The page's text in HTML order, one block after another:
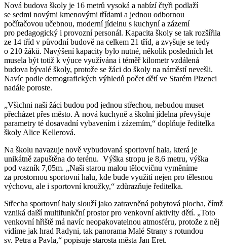
Nová budova školy je 16 metrů vysoká a nabízí čtyři podlaží
se sedmi novými kmenovými třídami a jednou odbornou
počítačovou učebnou, moderní jídelnu s kuchyní a zázemí
pro pedagogický i provozní personál. Kapacita školy se tak rozšířila
ze 14 tříd v původní budově na celkem 21 tříd, a zvyšuje se tedy
o 210 žáků. Navýšení kapacity bylo nutné, několik posledních let
musela být totiž k výuce využívána i téměř kilometr vzdálená
budova bývalé školy, protože se žáci do školy na náměstí nevešli.
Navíc podle demografických výhledů počet dětí ve Starém Plzenci
nadále poroste.
„Všichni naši žáci budou pod jednou střechou, nebudou muset
přecházet přes město. A nová kuchyně a školní jídelna převyšuje
parametry té dosavadní vybavením i zázemím,“ doplňuje ředitelka
školy Alice Kellerová.
Na školu navazuje nově vybudovaná sportovní hala, která je
unikátně zapuštěna do terénu. Výška stropu je 8,6 metru, výška
pod vazník 7,05m. „Naši starou malou tělocvičnu vyměníme
za prostornou sportovní halu, kde bude využití nejen pro tělesnou
výchovu, ale i sportovní kroužky,“ zdůrazňuje ředitelka.
Střecha sportovní haly slouží jako zatravněná pobytová plocha, čímž
vzniká další multifunkční prostor pro venkovní aktivity dětí. „Toto
venkovní hřiště má navíc neopakovatelnou atmosféru, protože z něj
vidíme jak hrad Radyni, tak panorama Malé Strany s rotundou
sv. Petra a Pavla,“ popisuje starosta města Jan Eret.